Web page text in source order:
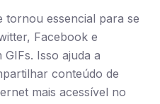
tornou essencial para se
Facebook e
Isso ajuda a
conteúdo de
mais acessível no